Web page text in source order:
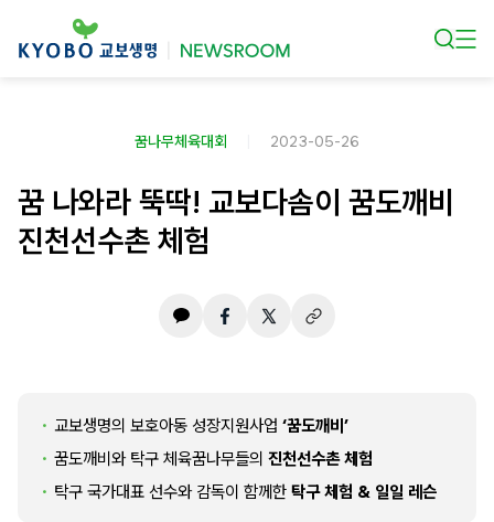
꿈나무체육대회 2023-05-26
꿈 나와라 뚝딱! 교보다솜이 꿈도깨비
진천선수촌 체험
교보생명의 보호아동 성장지원사업 ‘꿈도깨비’
꿈도깨비와 탁구 체육꿈나무들의 진천선수촌 체험
탁구 국가대표 선수와 감독이 함께한 탁구 체험 & 일일 레슨